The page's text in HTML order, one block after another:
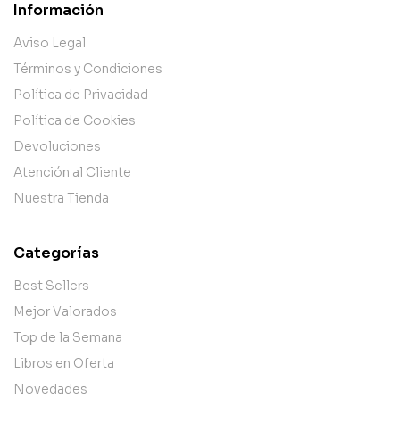
Información
Aviso Legal
Términos y Condiciones
Política de Privacidad
Política de Cookies
Devoluciones
Atención al Cliente
Nuestra Tienda
Categorías
Best Sellers
Mejor Valorados
Top de la Semana
Libros en Oferta
Novedades